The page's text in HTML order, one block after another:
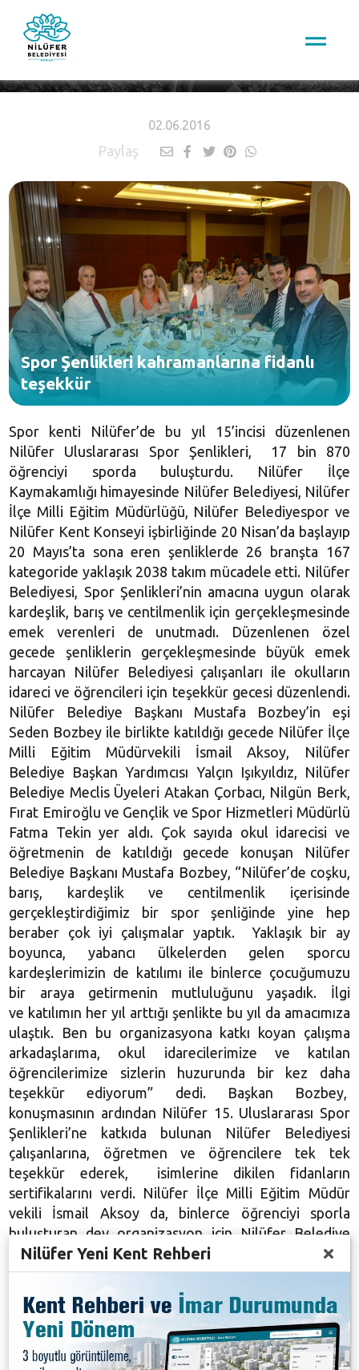
02.06.2016
Paylaş
Spor Şenlikleri kahramanlarına fidanlı
teşekkür
Spor kenti Nilüfer’de bu yıl 15’incisi düzenlenen
Nilüfer Uluslararası Spor Şenlikleri, 17 bin 870
öğrenciyi sporda buluşturdu. Nilüfer İlçe
Kaymakamlığı himayesinde Nilüfer Belediyesi, Nilüfer
İlçe Milli Eğitim Müdürlüğü, Nilüfer Belediyespor ve
Nilüfer Kent Konseyi işbirliğinde 20 Nisan’da başlayıp
20 Mayıs’ta sona eren şenliklerde 26 branşta 167
kategoride yaklaşık 2038 takım mücadele etti. Nilüfer
Belediyesi, Spor Şenlikleri’nin amacına uygun olarak
kardeşlik, barış ve centilmenlik için gerçekleşmesinde
emek verenleri de unutmadı. Düzenlenen özel
gecede şenliklerin gerçekleşmesinde büyük emek
harcayan Nilüfer Belediyesi çalışanları ile okulların
idareci ve öğrencileri için teşekkür gecesi düzenlendi.
Nilüfer Belediye Başkanı Mustafa Bozbey’in eşi
Seden Bozbey ile birlikte katıldığı gecede Nilüfer İlçe
Milli Eğitim Müdürvekili İsmail Aksoy, Nilüfer
Belediye Başkan Yardımcısı Yalçın Işıkyıldız, Nilüfer
Belediye Meclis Üyeleri Atakan Çorbacı, Nilgün Berk,
Fırat Emiroğlu ve Gençlik ve Spor Hizmetleri Müdürlü
Fatma Tekin yer aldı. Çok sayıda okul idarecisi ve
öğretmenin de katıldığı gecede konuşan Nilüfer
Belediye Başkanı Mustafa Bozbey, “Nilüfer’de coşku,
barış, kardeşlik ve centilmenlik içerisinde
gerçekleştirdiğimiz bir spor şenliğinde yine hep
beraber çok iyi çalışmalar yaptık. Yaklaşık bir ay
boyunca, yabancı ülkelerden gelen sporcu
kardeşlerimizin de katılımı ile binlerce çocuğumuzu
bir araya getirmenin mutluluğunu yaşadık. İlgi
ve katılımın her yıl arttığı şenlikte bu yıl da amacımıza
ulaştık. Ben bu organizasyona katkı koyan çalışma
arkadaşlarıma, okul idarecilerimize ve katılan
öğrencilerimize sizlerin huzurunda bir kez daha
teşekkür ediyorum” dedi. Başkan Bozbey,
konuşmasının ardından Nilüfer 15. Uluslararası Spor
Şenlikleri’ne katkıda bulunan Nilüfer Belediyesi
çalışanlarına, öğretmen ve öğrencilere tek tek
teşekkür ederek, isimlerine dikilen fidanların
sertifikalarını verdi. Nilüfer İlçe Milli Eğitim Müdür
vekili İsmail Aksoy da, binlerce öğrenciyi sporla
buluşturan dev organizasyon için Nilüfer Belediye
Başkanı Mustafa Bozbey’e teşekkür ederek plaket
sundu.
Galeri
Nilüfer Yeni Kent Rehberi